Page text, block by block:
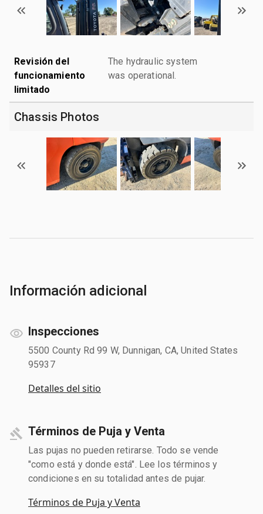
Revisión del
funcionamiento
limitado
The hydraulic system
was operational.
Chassis Photos
Información adicional
Inspecciones
5500 County Rd 99 W, Dunnigan, CA, United States
95937
Detalles del sitio
Términos de Puja y Venta
Las pujas no pueden retirarse. Todo se vende
"como está y donde está". Lee los términos y
condiciones en su totalidad antes de pujar.
Términos de Puja y Venta